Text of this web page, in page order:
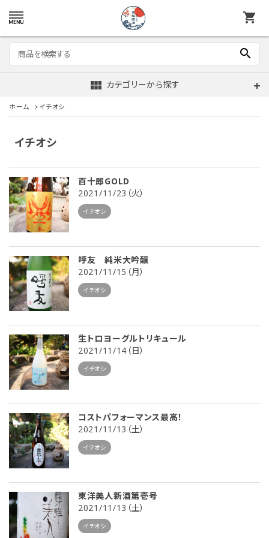
shopping_cart
search
view_module カテゴリーから探す
ホーム イチオシ
イチオシ
百十郎GOLD
2021/11/23（火）
イチオシ
呼友 純米大吟醸
2021/11/15（月）
イチオシ
生トロヨーグルトリキュール
2021/11/14（日）
イチオシ
コストパフォーマンス最高！
2021/11/13（土）
イチオシ
東洋美人新酒第壱号
2021/11/13（土）
イチオシ